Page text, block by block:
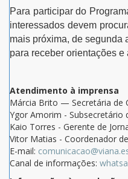
Para participar do
interessados devem
mais próxima, de segunda
para receber orientações
Atendimento à imprensa
Márcia Brito — Secretária de
Ygor Amorim - Subsecretário
Kaio Torres - Gerente de
Vitor Matias - Coordenador
E-mail:
Canal de informações: